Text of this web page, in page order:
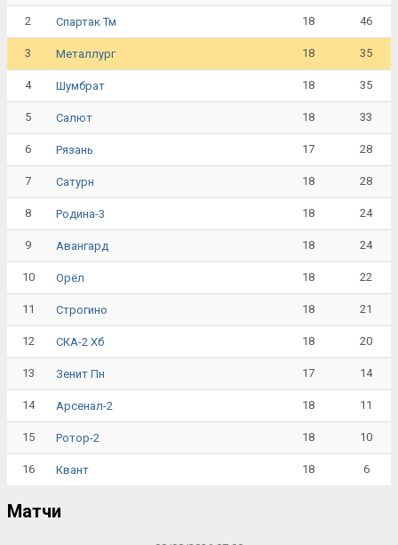
2 Спартак Тм 18 46
3 Металлург 18 35
4 Шумбрат 18 35
5 Салют 18 33
6 Рязань 17 28
7 Сатурн 18 28
8 Родина-3 18 24
9 Авангард 18 24
10 Орёл 18 22
11 Строгино 18 21
12 СКА-2 Хб 18 20
13 Зенит Пн 17 14
14 Арсенал-2 18 11
15 Ротор-2 18 10
16 Квант 18 6
Матчи